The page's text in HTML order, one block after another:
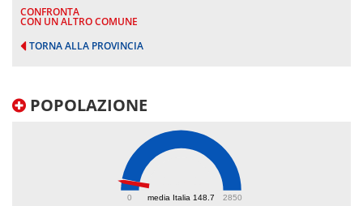
CONFRONTA
CON UN ALTRO COMUNE
TORNA ALLA PROVINCIA
POPOLAZIONE
media Italia 148.7
0 2850